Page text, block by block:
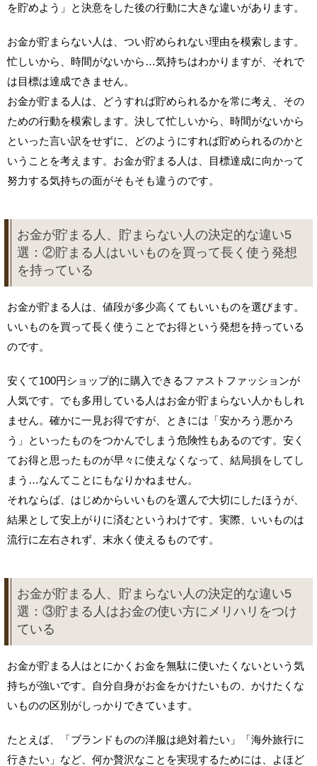
を貯めよう」と決意をした後の行動に大きな違いがあります。
お金が貯まらない人は、つい貯められない理由を模索します。
忙しいから、時間がないから…気持ちはわかりますが、それで
は目標は達成できません。
お金が貯まる人は、どうすれば貯められるかを常に考え、その
ための行動を模索します。決して忙しいから、時間がないから
といった言い訳をせずに、どのようにすれば貯められるのかと
いうことを考えます。お金が貯まる人は、目標達成に向かって
努力する気持ちの面がそもそも違うのです。
お金が貯まる人、貯まらない人の決定的な違い5
選：②貯まる人はいいものを買って長く使う発想
を持っている
お金が貯まる人は、値段が多少高くてもいいものを選びます。
いいものを買って長く使うことでお得という発想を持っている
のです。
安くて100円ショップ的に購入できるファストファッションが
人気です。でも多用している人はお金が貯まらない人かもしれ
ません。確かに一見お得ですが、ときには「安かろう悪かろ
う」といったものをつかんでしまう危険性もあるのです。安く
てお得と思ったものが早々に使えなくなって、結局損をしてし
まう…なんてことにもなりかねません。
それならば、はじめからいいものを選んで大切にしたほうが、
結果として安上がりに済むというわけです。実際、いいものは
流行に左右されず、末永く使えるものです。
お金が貯まる人、貯まらない人の決定的な違い5
選：③貯まる人はお金の使い方にメリハリをつけ
ている
お金が貯まる人はとにかくお金を無駄に使いたくないという気
持ちが強いです。自分自身がお金をかけたいもの、かけたくな
いものの区別がしっかりできています。
たとえば、「ブランドものの洋服は絶対着たい」「海外旅行に
行きたい」など、何か贅沢なことを実現するためには、よほど